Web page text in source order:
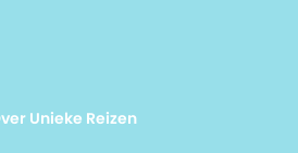
Unieke Reizen